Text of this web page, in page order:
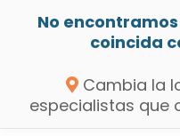
No
coincida
Cambia la
especialistas que